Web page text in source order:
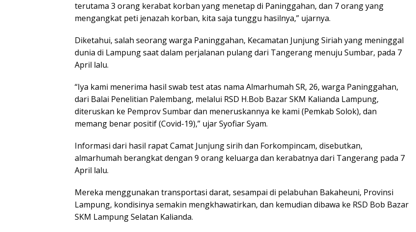
terutama 3 orang kerabat korban yang menetap di Paninggahan, dan 7 orang yang
mengangkat peti jenazah korban, kita saja tunggu hasilnya,” ujarnya.
Diketahui, salah seorang warga Paninggahan, Kecamatan Junjung Siriah yang meninggal
dunia di Lampung saat dalam perjalanan pulang dari Tangerang menuju Sumbar, pada 7
April lalu.
“Iya kami menerima hasil swab test atas nama Almarhumah SR, 26, warga Paninggahan,
dari Balai Penelitian Palembang, melalui RSD H.Bob Bazar SKM Kalianda Lampung,
diteruskan ke Pemprov Sumbar dan meneruskannya ke kami (Pemkab Solok), dan
memang benar positif (Covid-19),” ujar Syofiar Syam.
Informasi dari hasil rapat Camat Junjung sirih dan Forkompincam, disebutkan,
almarhumah berangkat dengan 9 orang keluarga dan kerabatnya dari Tangerang pada 7
April lalu.
Mereka menggunakan transportasi darat, sesampai di pelabuhan Bakaheuni, Provinsi
Lampung, kondisinya semakin mengkhawatirkan, dan kemudian dibawa ke RSD Bob Bazar
SKM Lampung Selatan Kalianda.
Antologi Puisi
Padangpanjang
999 Karya
Sulaiman Juned:
Kenangan Masa
Lalu untuk Masa
Depan
Diskusi Komunitas
Penulis Minang:
Rumus Sederhana
Redupnya Tren
Batu Akik di Kota
Padang, Pedagang
dan Pelayanan